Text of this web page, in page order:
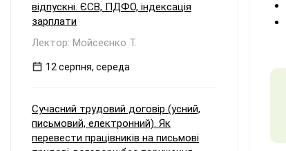
відпускні. ЄСВ, ПДФО, індексація
зарплати
Лектор: Мойсеєнко Т.
12 серпня, середа
Сучасний трудовий договір (усний,
письмовий, електронний). Як
перевести працівників на письмові